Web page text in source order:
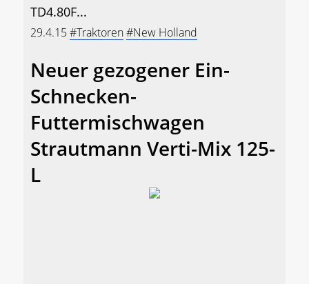
TD4.80F...
29.4.15#Traktoren#New Holland
Neuer gezogener Ein-
Schnecken-
Futtermischwagen
Strautmann Verti-Mix 125-
L